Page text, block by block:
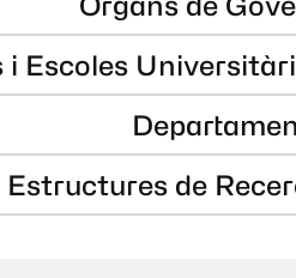
i Escoles
Estructures de